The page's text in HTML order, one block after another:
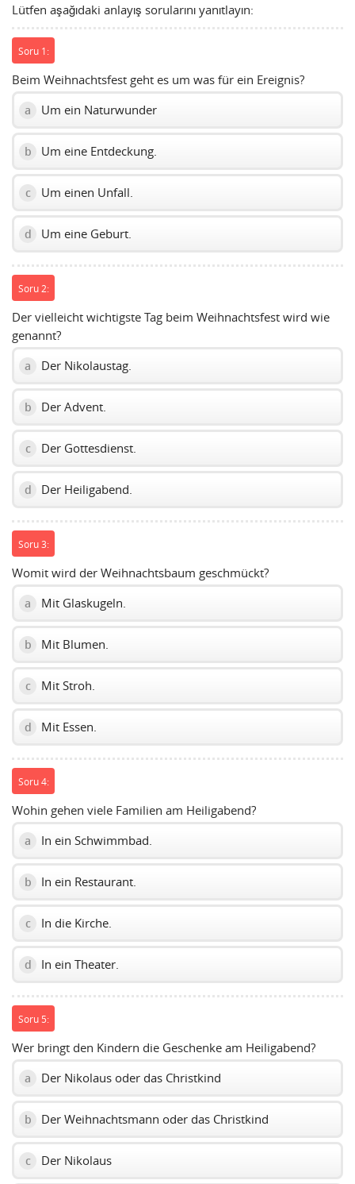
Lütfen aşağıdaki anlayış sorularını yanıtlayın:
Soru 1:
Beim Weihnachtsfest geht es um was für ein Ereignis?
a Um ein Naturwunder
b Um eine Entdeckung.
c Um einen Unfall.
d Um eine Geburt.
Soru 2:
Der vielleicht wichtigste Tag beim Weihnachtsfest wird wie
genannt?
a Der Nikolaustag.
b Der Advent.
c Der Gottesdienst.
d Der Heiligabend.
Soru 3:
Womit wird der Weihnachtsbaum geschmückt?
a Mit Glaskugeln.
b Mit Blumen.
c Mit Stroh.
d Mit Essen.
Soru 4:
Wohin gehen viele Familien am Heiligabend?
a In ein Schwimmbad.
b In ein Restaurant.
c In die Kirche.
d In ein Theater.
Soru 5:
Wer bringt den Kindern die Geschenke am Heiligabend?
a Der Nikolaus oder das Christkind
b Der Weihnachtsmann oder das Christkind
c Der Nikolaus